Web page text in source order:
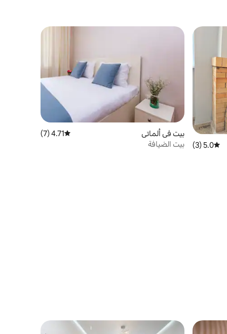
متوسط التقييم 5.0 من 5، 3 مراجعات
5.0 (3)
بيت في ألماتي متوسط التقييم 4.71 من 5، 7 مراجعات
4.71 (7)
بيت الضيافة